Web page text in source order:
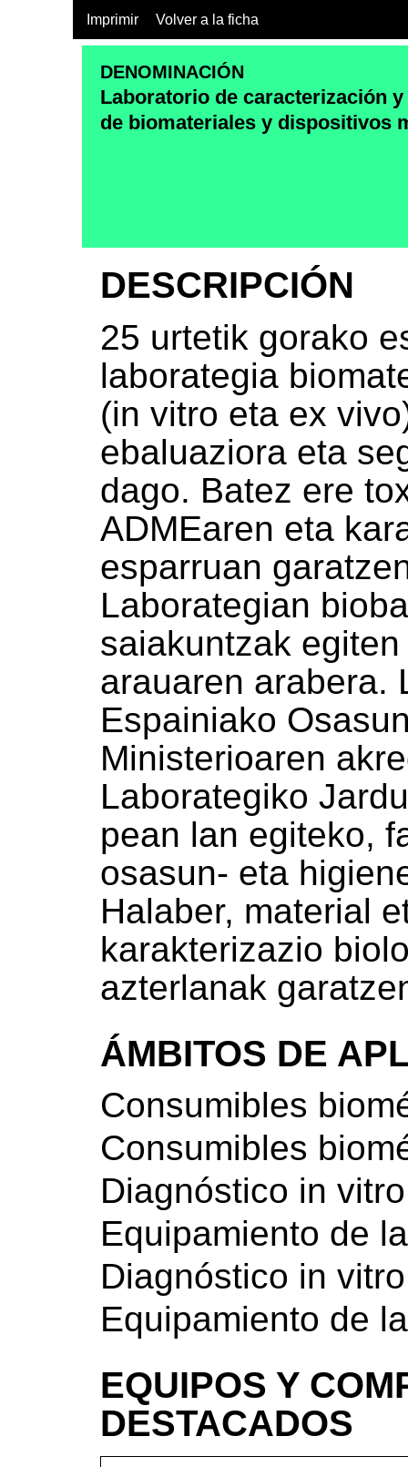
Imprimir Volver a la ficha
DENOMINACIÓN
Laboratorio de caracterización
de biomateriales y dispositivos
DESCRIPCIÓN
25 urtetik gorako
laborategia
(in vitro eta ex
ebaluaziora eta
dago. Batez ere
ADMEaren eta
esparruan
Laborategian
saiakuntzak
arauaren arabera.
Espainiako
Ministerioaren
Laborategiko
pean lan egiteko,
osasun- eta
Halaber, material
karakterizazio
azterlanak
ÁMBITOS DE
Consumibles
Consumibles
Diagnóstico in vitro
Equipamiento de
Diagnóstico in vitro
Equipamiento de
EQUIPOS Y
DESTACADOS